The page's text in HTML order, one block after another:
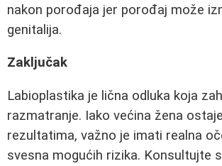
nakon porođaja jer porođaj može
genitalija.
Zaključak
Labioplastika je lična odluka koja
razmatranje. Iako većina žena
rezultatima, važno je imati realna
svesna mogućih rizika. Konsultujte